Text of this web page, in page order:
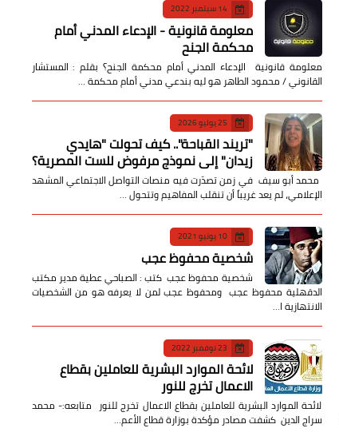
14 سبتمبر 2022
معلومة قانونية - الإدعاء المدني أمام
محكمة الجنح
معلومة قانونية الإدعاء المدني أمام محكمة الجنح؟ بقلم : المستشار
القانوني / محمود الطاهر هو ليه بندعي مدني أمام محكمة …
25 يوليو 2026
​"تريند القباحة".. كيف تحولت "هايدي
زيدان" إلى نموذج مرفوض للست المصرية؟
​ محمد أبو سيف ​في زمن تصدّرت فيه منصات التواصل الاجتماعي المشهد
الإعلامي، لم يعد غريباً أن تنقلب المفاهيم وتتحول …
10 يونيو 2021
شخصية محفوظ عجب
شخصية محفوظ عجب كتب : الصباحي عطية مدير مكتب
الدقهلية محفوظ عجب ومحفوظ عجب لمن لا يعرفه هو من الشخصيات
الانتهازية ا…
23 نوفمبر 2022
لائحة الموارد البشرية للعاملين بقطاع
الاعمال تخرج للنور
لائحة الموارد البشرية للعاملين بقطاع الاعمال تخرج للنور متابعه:- محمد
سراج الدين كشفت مصادر مؤكدة بوزارة قطاع الأعم…